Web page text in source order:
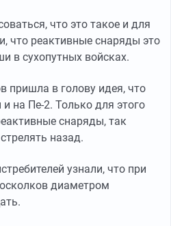
что это такое и для
что реактивные снаряды это
в сухопутных войсках.
пришла в голову идея, что
на Пе-2. Только для этого
снаряды, так
назад.
узнали, что при
диаметром